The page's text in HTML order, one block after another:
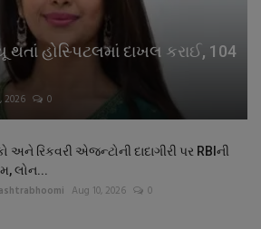
થતાં હોસ્પિટલમાં દાખલ કરાઈ, 104
2026 0
અને રિકવરી એજન્ટોની દાદાગીરી પર RBIની
લોન...
Aug 10, 2026 0